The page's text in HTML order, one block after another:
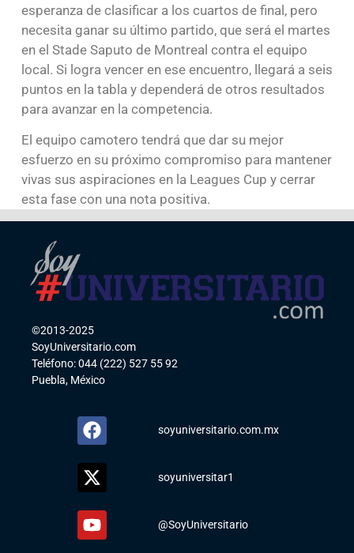
esperanza de clasificar a los cuartos de final, pero
necesita ganar su último partido, que será el martes
en el Stade Saputo de Montreal contra el equipo
local. Si logra vencer en ese encuentro, llegará a seis
puntos en la tabla y dependerá de otros resultados
para avanzar en la competencia.
El equipo camotero tendrá que dar su mejor
esfuerzo en su próximo compromiso para mantener
vivas sus aspiraciones en la Leagues Cup y cerrar
esta fase con una nota positiva.
©2013-2025
SoyUniversitario.com
Teléfono: 044 (222) 527 55 92
Puebla, México
soyuniversitario.com.mx
soyuniversitar1
@SoyUniversitario